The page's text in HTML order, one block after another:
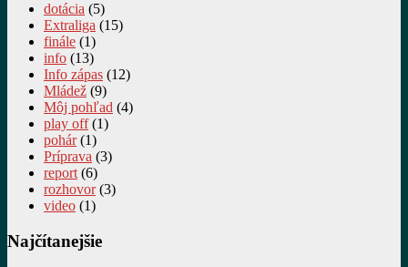
dotácia (5)
Extraliga (15)
finále (1)
info (13)
Info zápas (12)
Mládež (9)
Môj pohľad (4)
play off(1)
pohár(1)
Príprava (3)
report (6)
rozhovor(3)
video (1)
Najčítanejšie